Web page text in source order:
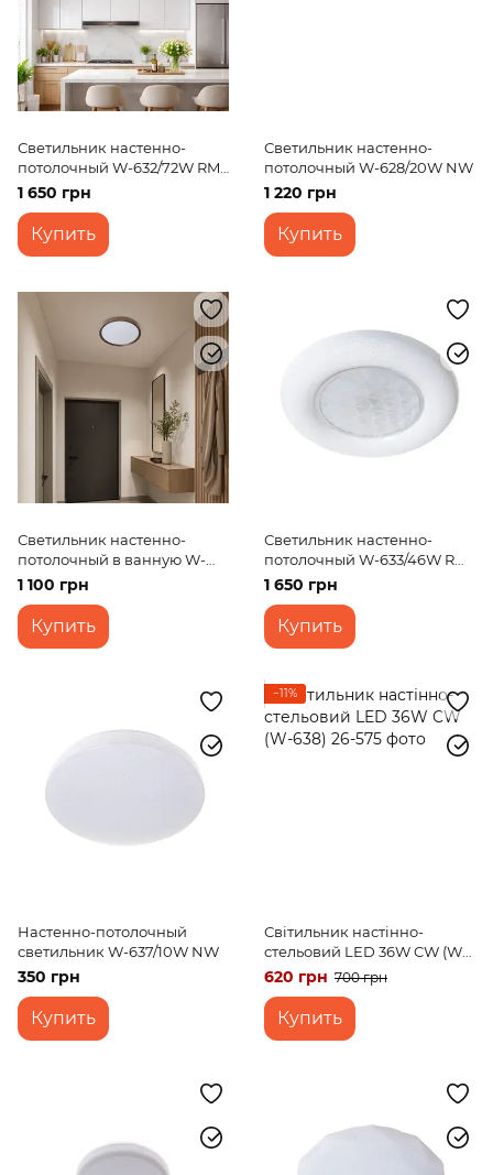
Светильник настенно-
потолочный W-632/72W RM
WW+NW+CW
1 650 грн
Купить
Светильник настенно-
потолочный W-628/20W NW
1 220 грн
Купить
Светильник настенно-
потолочный в ванную W-
629/20W NW
1 100 грн
Купить
Светильник настенно-
потолочный W-633/46W RM
WW+NW+CW
1 650 грн
Купить
Настенно-потолочный
светильник W-637/10W NW
350 грн
Купить
−11%
Світильник настінно-
стельовий LED 36W CW (W-
638)
620 грн 700 грн
Купить